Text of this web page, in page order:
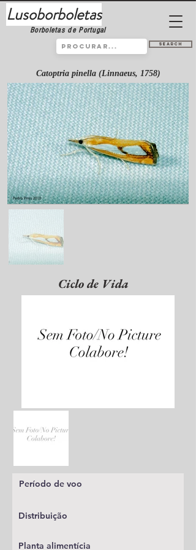
Lusoborboletas
Borboletas de Portugal
Search
Catoptria pinella (Linnaeus, 1758)
Ciclo de Vida
Período de voo
Distribuição
Planta alimentícia